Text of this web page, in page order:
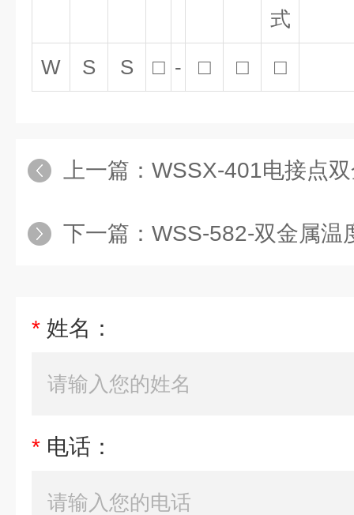
式
W S S □ - □ □ □
上一篇： WSSX-401电接点双金属
下一篇： WSS-582-双金属温度
* 姓名：
* 电话：